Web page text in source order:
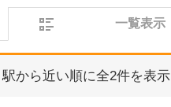
一覧表示
駅から近い順に全2件を表示